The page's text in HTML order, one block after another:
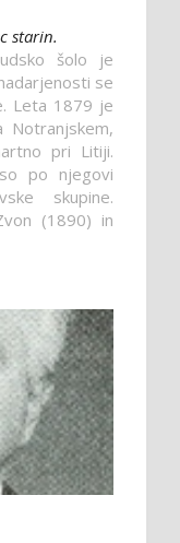
starin.
šolo je
se
Leta 1879 je
pri Litiji.
po njegovi
skupine.
(1890) in